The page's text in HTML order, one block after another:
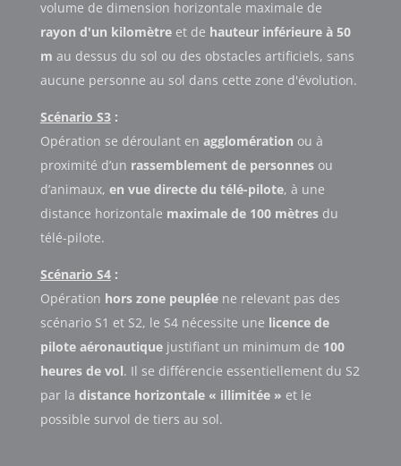
volume de dimension horizontale maximale de
rayon d'un kilomètreet de hauteur inférieure à 50
m au dessus du sol ou des obstacles artificiels, sans
aucune personne au sol dans cette zone d'évolution.
Scénario S3:
Opération se déroulant en agglomération ou à
proximité d’un rassemblement de personnesou
d’animaux, en vue directe du télé-pilote, à une
distance horizontale maximale de 100 mètresdu
télé-pilote.
Scénario S4:
Opération hors zone peupléene relevant pas des
scénario S1 et S2, le S4 nécessite une licence de
pilote aéronautiquejustifiant un minimum de 100
heures de vol. Il se différencie essentiellement du S2
par la distance horizontale « illimitée » et le
possible survol de tiers au sol.